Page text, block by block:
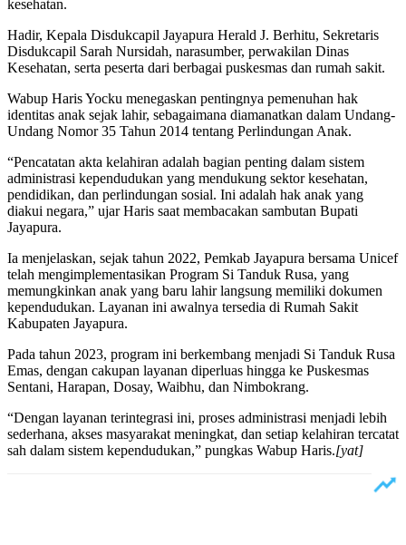
kesehatan.
Hadir, Kepala Disdukcapil Jayapura Herald J. Berhitu, Sekretaris
Disdukcapil Sarah Nursidah, narasumber, perwakilan Dinas
Kesehatan, serta peserta dari berbagai puskesmas dan rumah sakit.
Wabup Haris Yocku menegaskan pentingnya pemenuhan hak
identitas anak sejak lahir, sebagaimana diamanatkan dalam Undang-
Undang Nomor 35 Tahun 2014 tentang Perlindungan Anak.
“Pencatatan akta kelahiran adalah bagian penting dalam sistem
administrasi kependudukan yang mendukung sektor kesehatan,
pendidikan, dan perlindungan sosial. Ini adalah hak anak yang
diakui negara,” ujar Haris saat membacakan sambutan Bupati
Jayapura.
Ia menjelaskan, sejak tahun 2022, Pemkab Jayapura bersama Unicef
telah mengimplementasikan Program Si Tanduk Rusa, yang
memungkinkan anak yang baru lahir langsung memiliki dokumen
kependudukan. Layanan ini awalnya tersedia di Rumah Sakit
Kabupaten Jayapura.
Pada tahun 2023, program ini berkembang menjadi Si Tanduk Rusa
Emas, dengan cakupan layanan diperluas hingga ke Puskesmas
Sentani, Harapan, Dosay, Waibhu, dan Nimbokrang.
“Dengan layanan terintegrasi ini, proses administrasi menjadi lebih
sederhana, akses masyarakat meningkat, dan setiap kelahiran tercatat
sah dalam sistem kependudukan,” pungkas Wabup Haris.[yat]